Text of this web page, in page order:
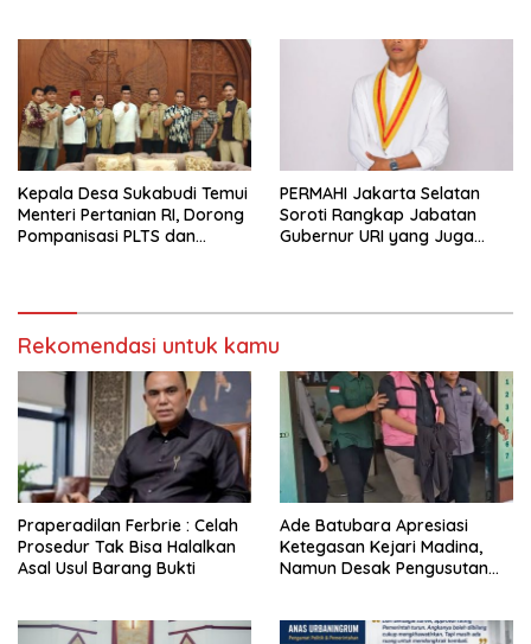
Kepala Desa Sukabudi Temui
Menteri Pertanian RI, Dorong
Pompanisasi PLTS dan
PERMAHI Jakarta Selatan
Soroti Rangkap Jabatan
Gubernur URI yang Juga
Rekomendasi untuk kamu
Praperadilan Ferbrie : Celah
Prosedur Tak Bisa Halalkan
Asal Usul Barang Bukti
Ade Batubara Apresiasi
Ketegasan Kejari Madina,
Namun Desak Pengusutan
Terlibat Kasus Smart Village